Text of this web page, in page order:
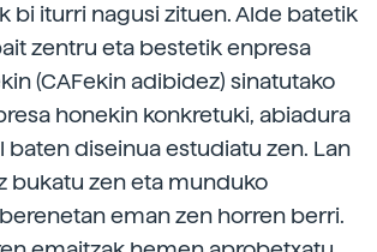
bi iturri nagusi zituen. Alde batetik
zentru eta bestetik enpresa
(CAFekin adibidez) sinatutako
honekin konkretuki, abiadura
baten diseinua estudiatu zen. Lan
bukatu zen eta munduko
eman zen horren berri.